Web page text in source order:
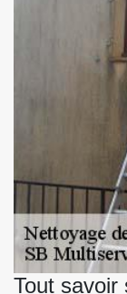
Tout savoir